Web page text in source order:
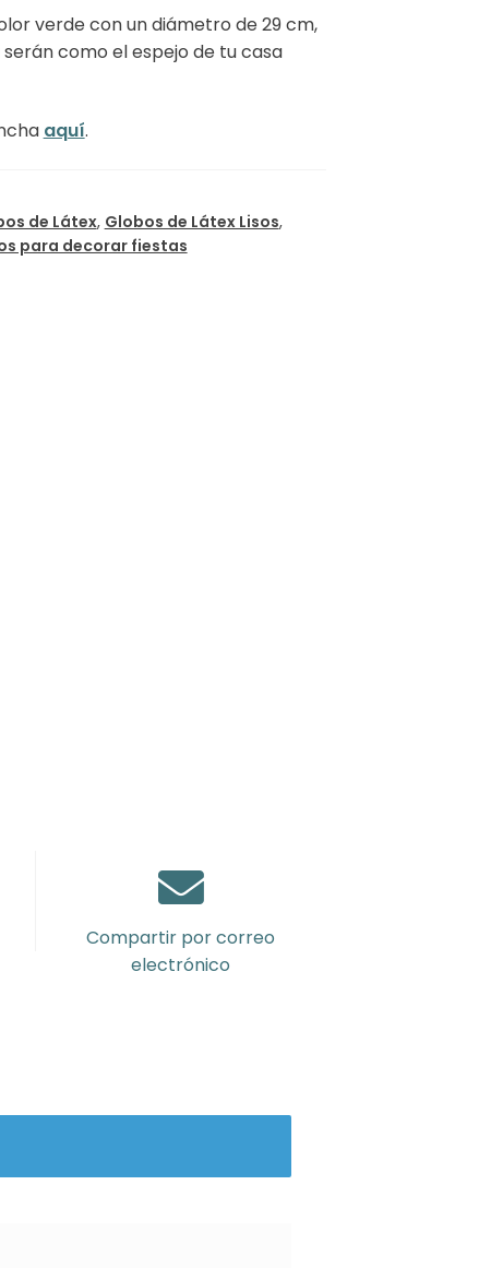
verde con un diámetro de 29 cm,
como el espejo de tu casa
aquí.
de Látex, Globos de Látex Lisos,
para decorar fiestas
Compartir por correo
electrónico